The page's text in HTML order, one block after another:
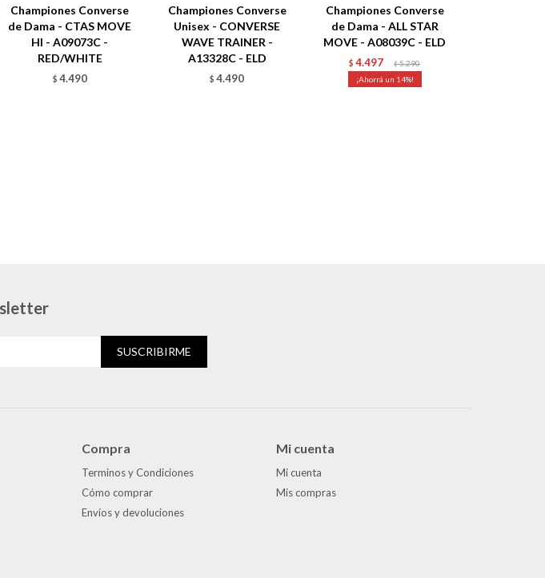
Championes Converse
de Dama - CTAS MOVE
HI - A09073C -
RED/WHITE
$ 4.490
Championes Converse
Unisex - CONVERSE
WAVE TRAINER -
A13328C - ELD
$ 4.490
Championes Converse
de Dama - ALL STAR
MOVE - A08039C - ELD
$ 4.497 $ 5.290
14
Compra
Terminos y Condiciones
Cómo comprar
Envíos y devoluciones
Mi cuenta
Mi cuenta
Mis compras
SUSCRIBIRME